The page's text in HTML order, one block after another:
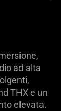
ad alta
THX e un
elevata.